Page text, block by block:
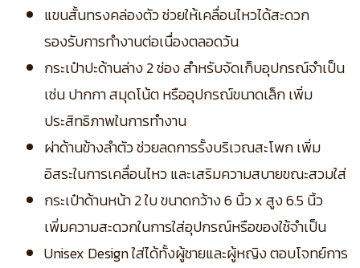
แขนสั้นทรงคล่องตัว ช่วยให้เคลื่อนไหวได้สะดวก
รองรับการทำงานต่อเนื่องตลอดวัน
กระเป๋าปะด้านล่าง 2 ช่อง สำหรับจัดเก็บอุปกรณ์จำเป็น
เช่น ปากกา สมุดโน้ต หรืออุปกรณ์ขนาดเล็ก เพิ่ม
ประสิทธิภาพในการทำงาน
ผ่าด้านข้างลำตัว ช่วยลดการรั้งบริเวณสะโพก เพิ่ม
อิสระในการเคลื่อนไหว และเสริมความสบายขณะสวมใส่
กระเป๋าด้านหน้า 2 ใบ ขนาดกว้าง 6 นิ้ว x สูง 6.5 นิ้ว
เพิ่มความสะดวกในการใส่อุปกรณ์หรือของใช้จำเป็น
Unisex Design ใส่ได้ทั้งผู้ชายและผู้หญิง ตอบโจทย์การ